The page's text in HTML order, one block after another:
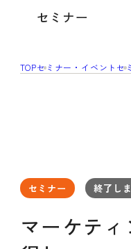
沿革
サービス
ODCデザ
企業研修
ODCビジ
イベント
デザインコラム
セミナー
TOPセミナー・イベント セ
セミナー 終了し
マーケテ